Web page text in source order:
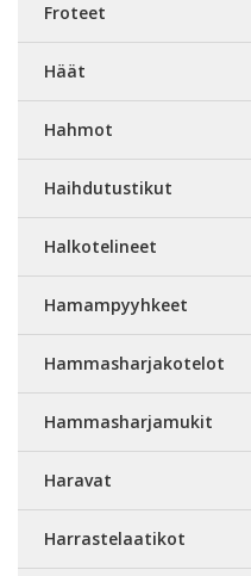
Froteet
Häät
Hahmot
Haihdutustikut
Halkotelineet
Hamampyyhkeet
Hammasharjakotelot
Hammasharjamukit
Haravat
Harrastelaatikot